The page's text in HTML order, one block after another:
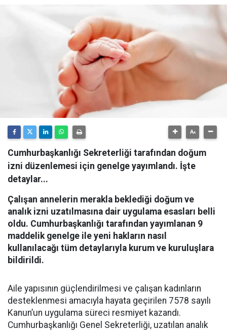
Cumhurbaşkanlığı Sekreterliği tarafından doğum
izni düzenlemesi için genelge yayımlandı. İşte
detaylar...
Çalışan annelerin merakla beklediği doğum ve
analık izni uzatılmasına dair uygulama esasları belli
oldu. Cumhurbaşkanlığı tarafından yayımlanan 9
maddelik genelge ile yeni hakların nasıl
kullanılacağı tüm detaylarıyla kurum ve kuruluşlara
bildirildi.
Aile yapısının güçlendirilmesi ve çalışan kadınların
desteklenmesi amacıyla hayata geçirilen 7578 sayılı
Kanun’un uygulama süreci resmiyet kazandı.
Cumhurbaşkanlığı Genel Sekreterliği, uzatılan analık